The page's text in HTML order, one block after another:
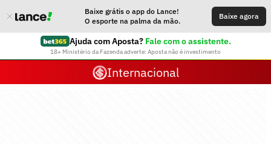
Baixe grátis o app do Lance!
O esporte na palma da mão.
Baixe agora
Ajuda com Aposta? Fale com o assistente.
18+ Ministério da Fazenda adverte: Aposta não é investimento
Internacional